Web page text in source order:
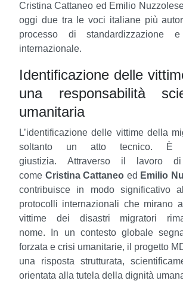
Cristina Cattaneo ed Emilio
oggi due tra le voci italiane più
processo di standardizzazione e
internazionale.
Identificazione delle
una responsabilità
umanitaria
L’identificazione delle vittime della
soltanto un atto tecnico.
giustizia. Attraverso il lavoro di
come Cristina Cattaneo ed Emilio
contribuisce in modo significativo
protocolli internazionali che mirano
vittime dei disastri migratori
nome.
In un contesto globale
forzata e crisi umanitarie, il progetto
una risposta strutturata,
orientata alla tutela della dignità